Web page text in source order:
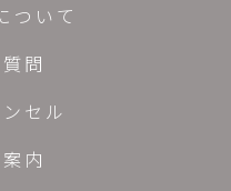
ついて
問
セル
内